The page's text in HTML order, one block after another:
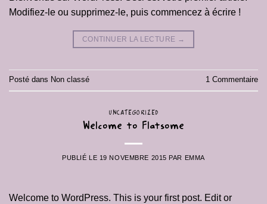
Modifiez-le ou supprimez-le, puis commencez à écrire !
CONTINUER LA LECTURE →
Posté dans Non classé 1 Commentaire
UNCATEGORIZED
Welcome to Flatsome
PUBLIÉ LE 19 NOVEMBRE 2015 PAR EMMA
Welcome to WordPress. This is your first post. Edit or